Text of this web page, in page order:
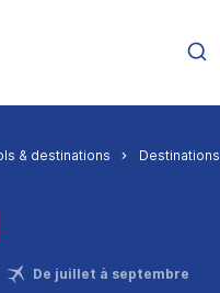
& destinations
De juillet à septembre